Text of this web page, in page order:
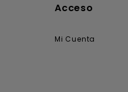
Acceso
Mi Cuenta